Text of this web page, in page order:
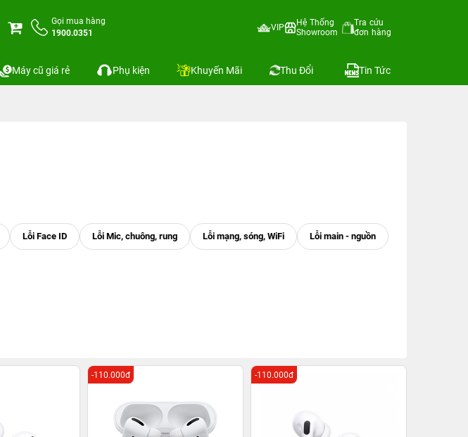
Gọi mua hàng
1900.0351
VIP
Hệ Thống
Showroom
Tra cứu
đơn hàng
Máy cũ giá rẻ Phụ kiện Khuyến Mãi Thu Đổi Tin Tức
-110.000đ -110.000đ